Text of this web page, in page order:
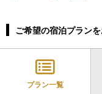
ご希望の宿泊プランを
プラン一覧